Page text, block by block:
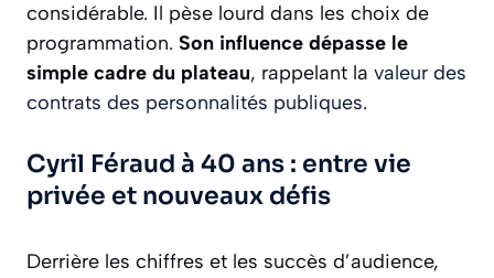
considérable. Il pèse lourd dans les choix de
programmation. Son influence dépasse le
simple cadre du plateau, rappelant la valeur des
contrats des personnalités publiques.
Cyril Féraud à 40 ans : entre vie
privée et nouveaux défis
Derrière les chiffres et les succès d’audience,